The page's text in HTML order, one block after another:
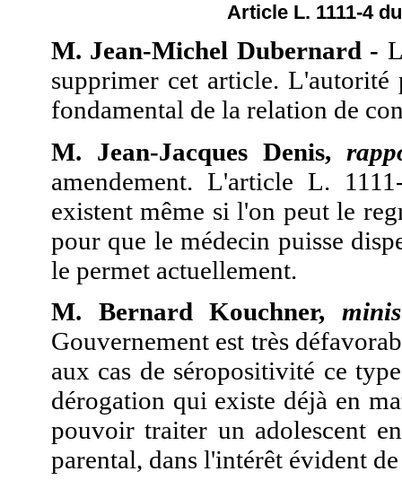
Article L. 1111-4
M. Jean-Michel Dubernard -
supprimer cet article. L'autorité
fondamental de la relation de
M. Jean-Jacques Denis,
amendement. L'article L.
existent même si l'on peut le
pour que le médecin puisse
le permet actuellement.
M. Bernard Kouchner,
Gouvernement est très
aux cas de séropositivité ce
dérogation qui existe déjà en
pouvoir traiter un adolescent
parental, dans l'intérêt évident